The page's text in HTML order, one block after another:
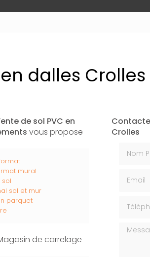
dalles Crolles
de sol PVC en
vous propose
mural
sol et mur
parquet
de carrelage
Crolles